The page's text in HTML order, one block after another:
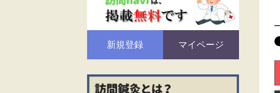
新規登録 マイページ